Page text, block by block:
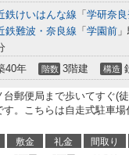
鉄けいはんな線 「 学研奈
鉄難波・奈良線 「 学園前
40年 階数 3階建 構造
台郵便局まで歩いてすぐ(
す。こちらは自走式駐車
敷金 礼金 間取り